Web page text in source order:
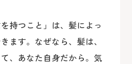
持つこと」は、髪によっ
ます。なぜなら、髪は、
、あなた自身だから。気